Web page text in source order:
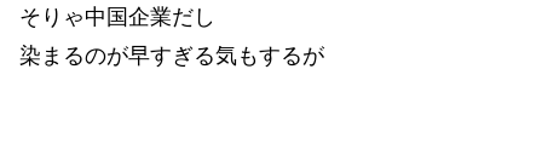
そりゃ中国企業だし
染まるのが早すぎる気もするが